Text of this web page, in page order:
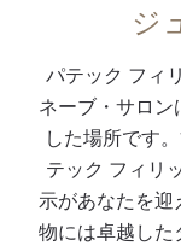
ジ
パテック フィ
ネーブ・サロ
した場所です
テック フィリ
示があなたを迎
物には卓越した